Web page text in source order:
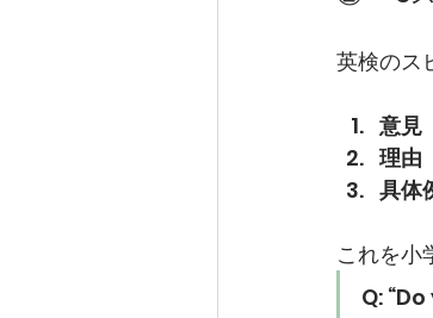
英検のス
意見
理由
具体
これを小
Q: